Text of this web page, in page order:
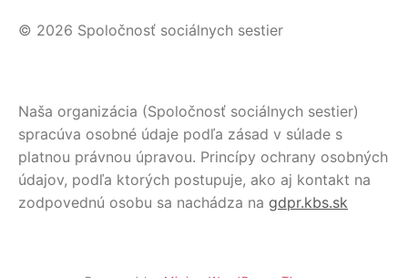
© 2026 Spoločnosť sociálnych sestier
Naša organizácia (Spoločnosť sociálnych sestier)
spracúva osobné údaje podľa zásad v súlade s
platnou právnou úpravou. Princípy ochrany osobných
údajov, podľa ktorých postupuje, ako aj kontakt na
zodpovednú osobu sa nachádza na gdpr.kbs.sk